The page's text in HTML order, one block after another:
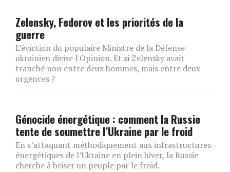
Zelensky, Fedorov et les priorités de la
guerre
L’éviction du populaire Ministre de la Défense
ukrainien divise l'Opinion. Et si Zelensky avait
tranché non entre deux hommes, mais entre deux
urgences ?
Génocide énergétique : comment la Russie
tente de soumettre l’Ukraine par le froid
En s’attaquant méthodiquement aux infrastructures
énergétiques de l’Ukraine en plein hiver, la Russie
cherche à briser un peuple par le froid.